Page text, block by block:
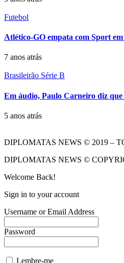
Futebol
Atlético-GO empata com Sport
7 anos atrás
Brasileirão Série B
Em áudio, Paulo Carneiro diz que
5 anos atrás
DIPLOMATAS NEWS © 2019 –
DIPLOMATAS NEWS ©
Welcome Back!
Sign in to your account
Username or Email Address
Password
Lembre-me